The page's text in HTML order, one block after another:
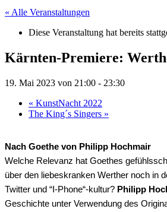
« Alle Veranstaltungen
Diese Veranstaltung hat bereits
Kärnten-Premiere:
19. Mai 2023 von 21:00 - 23:30
« KunstNacht 2022
The King´s Singers »
Nach Goethe von Philipp Hochmair
Welche Relevanz hat Goethes
über den liebeskranken Werther noch in
Twitter und “I-Phone“-kultur? Philipp
Geschichte unter Verwendung des